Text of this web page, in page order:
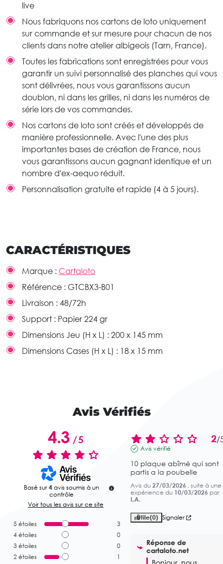
live
Nous fabriquons nos cartons de loto uniquement
sur commande et sur mesure pour chacun de nos
clients dans notre atelier albigeois (Tarn, France).
Toutes les fabrications sont enregistrées pour vous
garantir un suivi personnalisé des planches qui vous
sont délivrées, nous vous garantissons aucun
doublon, ni dans les grilles, ni dans les numéros de
série lors de vos commandes.
Nos cartons de loto sont créés et développés de
manière professionnelle. Avec l'une des plus
importantes bases de création de France, nous
vous garantissons aucun gagnant identique et un
nombre d'ex-aequo réduit.
Personnalisation gratuite et rapide (4 à 5 jours).
CARACTÉRISTIQUES
Marque : Cartaloto
Référence : GTCBX3-B01
Livraison : 48/72h
Support : Papier 224 gr
Dimensions Jeu (H x L) : 200 x 145 mm
Dimensions Cases (H x L) : 18 x 15 mm
Avis Vérifiés
4.3/5
Basé sur 4 avis soumis à un
contrôle
Voir tous les avis sur ce site
5 étoiles
3
4 étoiles
0
3 étoiles
0
2 étoiles 1
2/
Avis vérifié
10 plaque abîmé qui sont
partis a la poubelle
Avis du 27/03/2026 , suite à une
expérience du 10/03/2026 par
L.A.
Utile(0) Signaler
Réponse de
cartaloto.net